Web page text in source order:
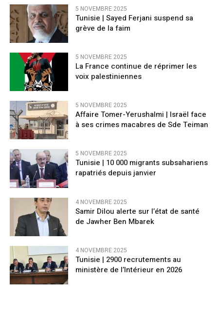
5 NOVEMBRE 2025
Tunisie | Sayed Ferjani suspend sa
grève de la faim
5 NOVEMBRE 2025
La France continue de réprimer les
voix palestiniennes
5 NOVEMBRE 2025
Affaire Tomer-Yerushalmi | Israël face
à ses crimes macabres de Sde Teiman
5 NOVEMBRE 2025
Tunisie | 10 000 migrants subsahariens
rapatriés depuis janvier
4 NOVEMBRE 2025
Samir Dilou alerte sur l’état de santé
de Jawher Ben Mbarek
4 NOVEMBRE 2025
Tunisie | 2900 recrutements au
ministère de l’Intérieur en 2026